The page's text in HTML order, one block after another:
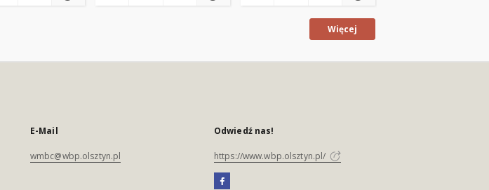
Więcej
E-Mail
wmbc@wbp.olsztyn.pl
Odwiedź nas!
https://www.wbp.olsztyn.pl/